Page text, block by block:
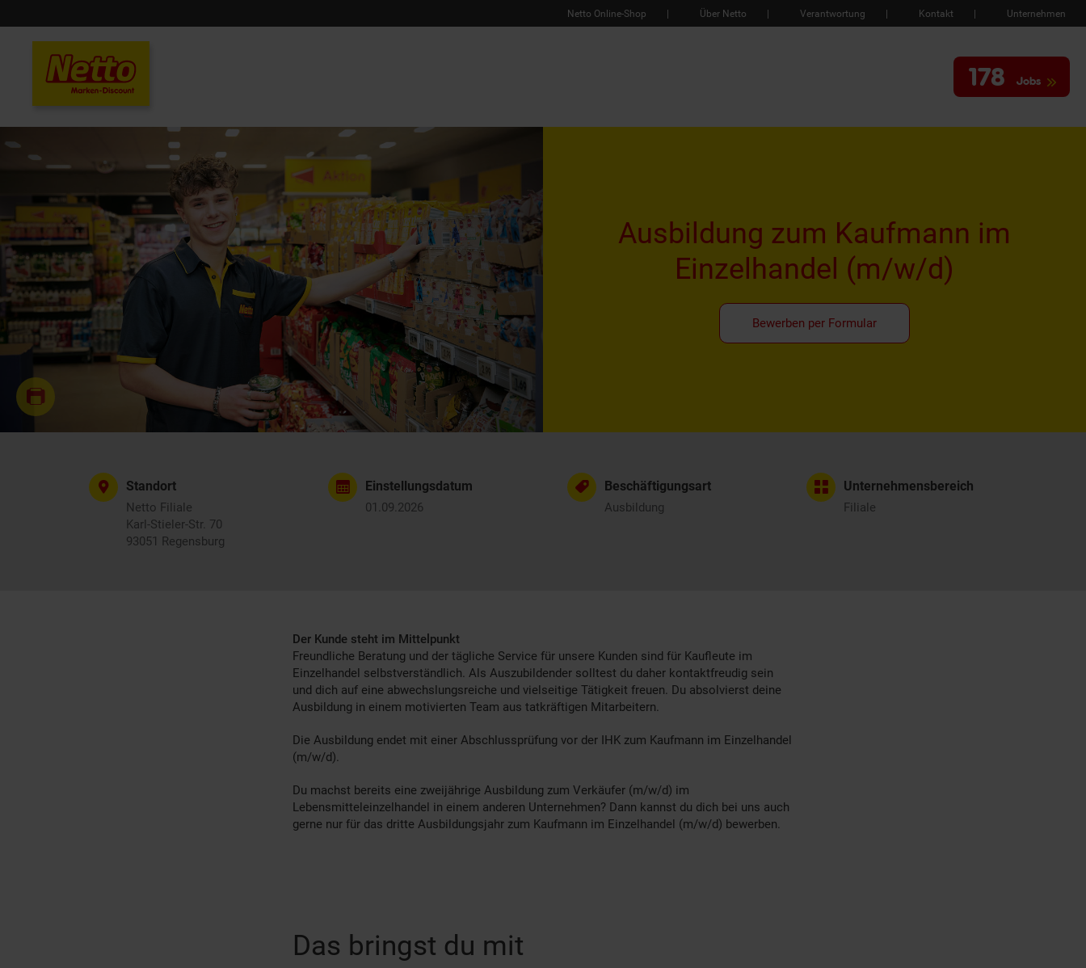
Netto Online-Shop Über Netto Verantwortung Kontakt Unternehmen
178 Jobs
Ausbildung zum Kaufmann im
Einzelhandel (m/w/d)
Bewerben per Formular
Standort
Netto Filiale
Karl-Stieler-Str. 70
93051 Regensburg
Einstellungsdatum
01.09.2026
Beschäftigungsart
Ausbildung
Unternehmensbereich
Filiale
Der Kunde steht im Mittelpunkt
Freundliche Beratung und der tägliche Service für unsere Kunden sind für Kaufleute im
Einzelhandel selbstverständlich. Als Auszubildender solltest du daher kontaktfreudig sein
und dich auf eine abwechslungsreiche und vielseitige Tätigkeit freuen. Du absolvierst deine
Ausbildung in einem motivierten Team aus tatkräftigen Mitarbeitern.
Die Ausbildung endet mit einer Abschlussprüfung vor der IHK zum Kaufmann im Einzelhandel
(m/w/d).
Du machst bereits eine zweijährige Ausbildung zum Verkäufer (m/w/d) im
Lebensmitteleinzelhandel in einem anderen Unternehmen? Dann kannst du dich bei uns auch
gerne nur für das dritte Ausbildungsjahr zum Kaufmann im Einzelhandel (m/w/d) bewerben.
Das bringst du mit